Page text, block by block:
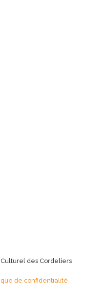
des Cordeliers
de confidentialité